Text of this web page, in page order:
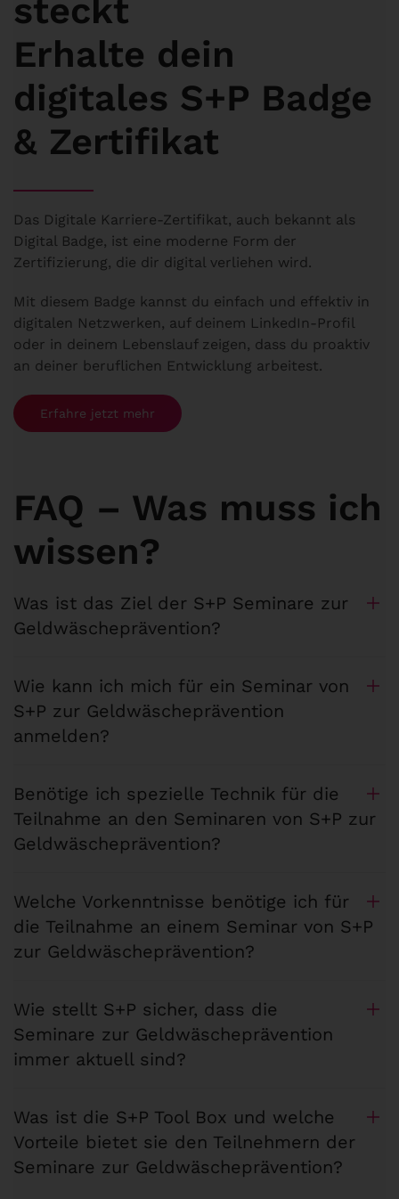
steckt
Erhalte dein
digitales S+P Badge
& Zertifikat
Das Digitale Karriere-Zertifikat, auch bekannt als
Digital Badge, ist eine moderne Form der
Zertifizierung, die dir digital verliehen wird.
Mit diesem Badge kannst du einfach und effektiv in
digitalen Netzwerken, auf deinem LinkedIn-Profil
oder in deinem Lebenslauf zeigen, dass du proaktiv
an deiner beruflichen Entwicklung arbeitest.
Erfahre jetzt mehr
FAQ – Was muss ich
wissen?
Was ist das Ziel der S+P Seminare zur
Geldwäscheprävention?
Wie kann ich mich für ein Seminar von
S+P zur Geldwäscheprävention
anmelden?
Benötige ich spezielle Technik für die
Teilnahme an den Seminaren von S+P zur
Geldwäscheprävention?
Welche Vorkenntnisse benötige ich für
die Teilnahme an einem Seminar von S+P
zur Geldwäscheprävention?
Wie stellt S+P sicher, dass die
Seminare zur Geldwäscheprävention
immer aktuell sind?
Was ist die S+P Tool Box und welche
Vorteile bietet sie den Teilnehmern der
Seminare zur Geldwäscheprävention?